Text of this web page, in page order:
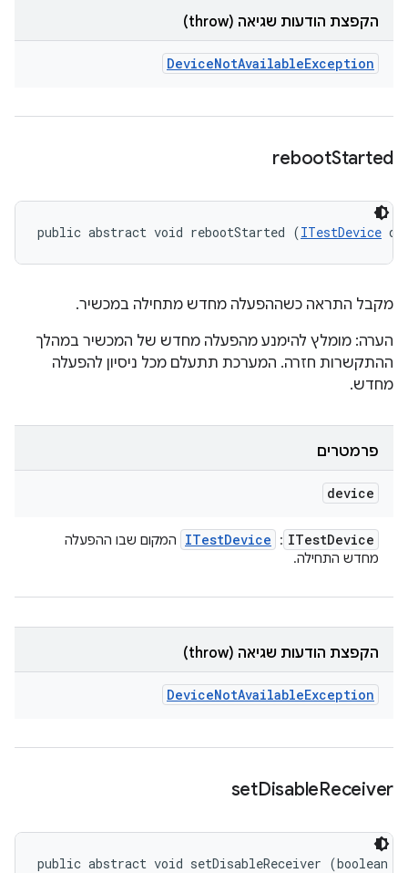
הקפצת הודעות שגיאה (throw)
DeviceNotAvailableException
rebootStarted
public abstract void rebootStarted (ITestDevice
מקבל התראה כשההפעלה מחדש מתחילה במכשיר.
הערה: מומלץ להימנע מהפעלה מחדש של המכשיר במהלך
ההתקשרות חזרה. המערכת תתעלם מכל ניסיון להפעלה
מחדש.
פרמטרים
device
ITestDevice
:
ITestDevice
המקום שבו ההפעלה
מחדש התחילה.
הקפצת הודעות שגיאה (throw)
DeviceNotAvailableException
setDisableReceiver
public abstract void setDisableReceiver (boolean